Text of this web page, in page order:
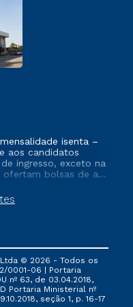
isenta –
aos candidatos
ingresso, exceto na
ofertam bolsas de até
e/ou não
matrícula em uma
governamentais, e
campanha
© 2026 - Todos os
0001-06 | Portaria
nº 63, de 03.04.2018,
Portaria Ministerial nº
seção 1, p. 16-17